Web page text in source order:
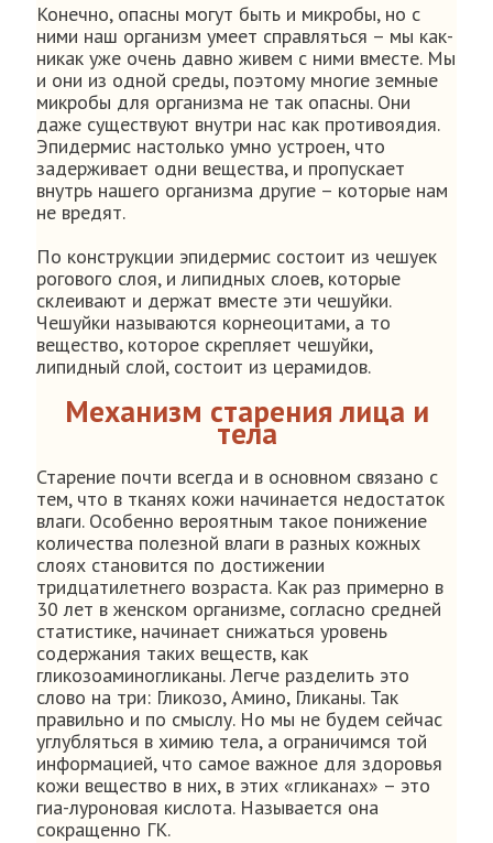
Конечно, опасны могут быть и микробы, но с
ними наш организм умеет справляться – мы как-
никак уже очень давно живем с ними вместе. Мы
и они из одной среды, поэтому многие земные
микробы для организма не так опасны. Они
даже существуют внутри нас как противоядия.
Эпидермис настолько умно устроен, что
задерживает одни вещества, и пропускает
внутрь нашего организма другие – которые нам
не вредят.
По конструкции эпидермис состоит из чешуек
рогового слоя, и липидных слоев, которые
склеивают и держат вместе эти чешуйки.
Чешуйки называются корнеоцитами, а то
вещество, которое скрепляет чешуйки,
липидный слой, состоит из церамидов.
Механизм старения лица и
тела
Старение почти всегда и в основном связано с
тем, что в тканях кожи начинается недостаток
влаги. Особенно вероятным такое понижение
количества полезной влаги в разных кожных
слоях становится по достижении
тридцатилетнего возраста. Как раз примерно в
30 лет в женском организме, согласно средней
статистике, начинает снижаться уровень
содержания таких веществ, как
гликозоаминогликаны. Легче разделить это
слово на три: Гликозо, Амино, Гликаны. Так
правильно и по смыслу. Но мы не будем сейчас
углубляться в химию тела, а ограничимся той
информацией, что самое важное для здоровья
кожи вещество в них, в этих «гликанах» – это
гиа-луроновая кислота. Называется она
сокращенно ГК.